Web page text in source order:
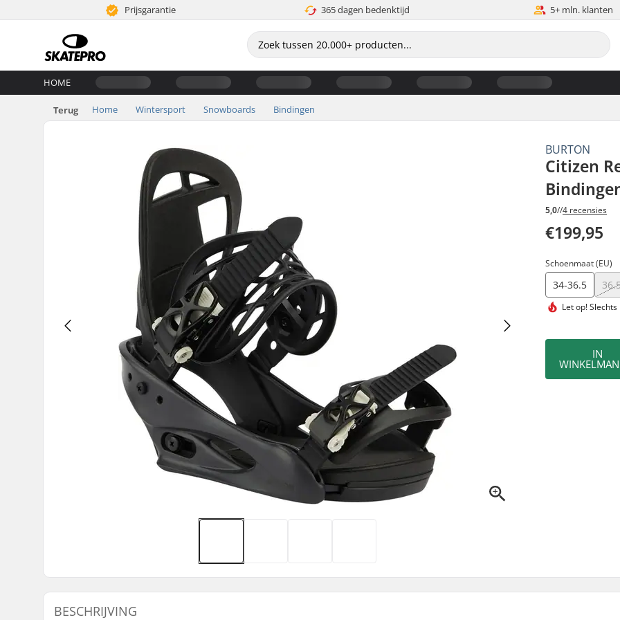
Prijsgarantie 365 dagen bedenktijd 5+ mln. klanten
HOME
Terug Home Wintersport Snowboards Bindingen
BURTON
Citizen
5,0//4 recensies
€199,95
Schoenmaat (EU)
34-36.5
Let op!
IN
BESCHRIJVING